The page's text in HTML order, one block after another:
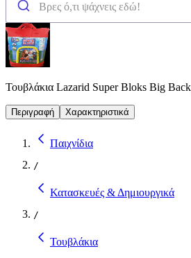
Τουβλάκια Lazarid Super Bloks Big
Περιγραφή Χαρακτηριστικά
Παιχνίδια
/
Κατασκευές & Δημιουργικά
/
Τουβλάκια